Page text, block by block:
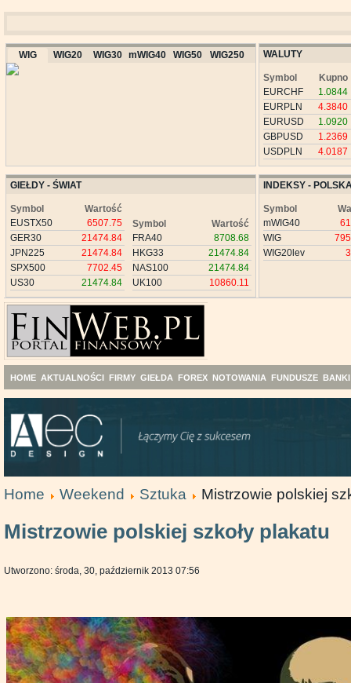
WIG WIG20 WIG30 mWIG40 WIG50 WIG250 WALUTY
Symbol
Kupno
EURCHF
1.0844
EURPLN
4.3840
EURUSD
1.0920
GBPUSD
1.2369
USDPLN
4.0187
GIEŁDY - ŚWIAT
Symbol
Wartość
EUSTX50
6507.75
GER30
21474.84
JPN225
21474.84
SPX500
7702.45
US30
21474.84
Symbol
Wartość
FRA40
8708.68
HKG33
21474.84
NAS100
21474.84
UK100
10860.11
INDEKSY -
Symbol
mWIG40
WIG
WIG20lev
HOME AKTUALNOŚCI FIRMY GIEŁDA FOREX NOTOWANIA FUNDUSZE BANKI
Home Weekend Sztuka Mistrzowie polskiej
Mistrzowie polskiej szkoły plakatu
Utworzono: środa, 30, październik 2013 07:56